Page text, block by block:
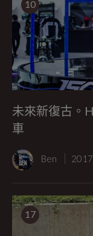
10
未來新復古。
車
Ben
17